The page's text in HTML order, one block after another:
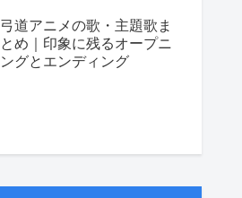
弓道アニメの歌・主題歌ま
とめ｜印象に残るオープニ
ングとエンディング